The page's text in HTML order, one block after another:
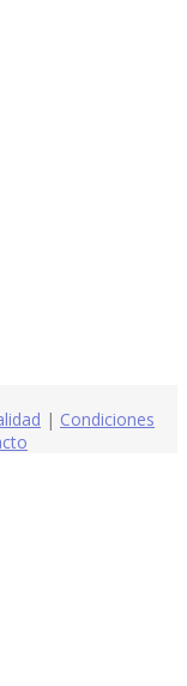
| Condiciones